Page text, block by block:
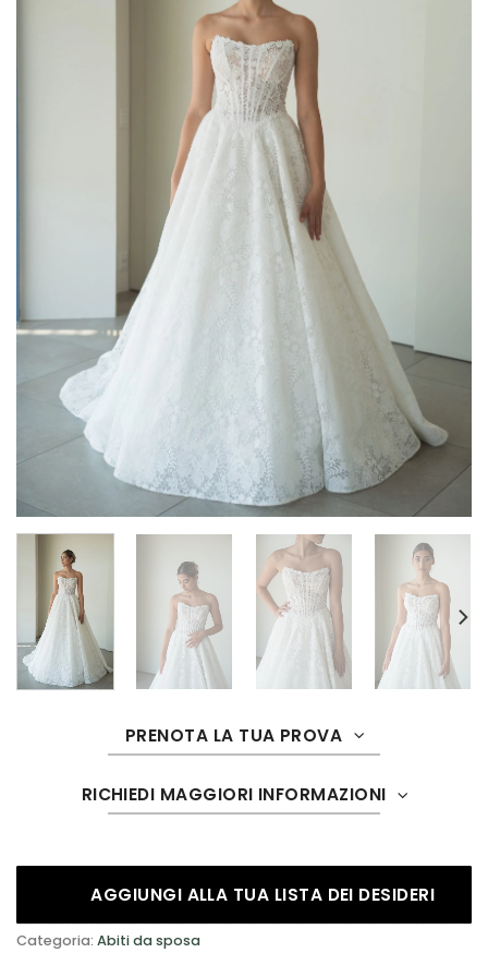
PRENOTA LA TUA PROVA
RICHIEDI MAGGIORI INFORMAZIONI
AGGIUNGI ALLA TUA LISTA DEI DESIDERI
Categoria: Abiti da sposa